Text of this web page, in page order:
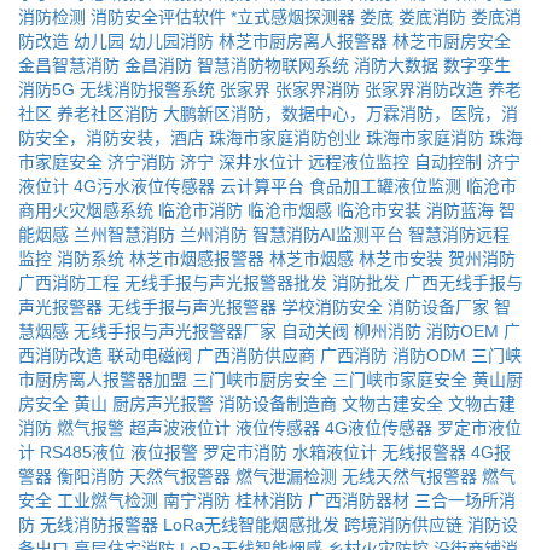
消防检测 消防安全评估软件 *立式感烟探测器 娄底 娄底消防 娄底消
防改造 幼儿园 幼儿园消防 林芝市厨房离人报警器 林芝市厨房安全
金昌智慧消防 金昌消防 智慧消防物联网系统 消防大数据 数字孪生
消防5G 无线消防报警系统 张家界 张家界消防 张家界消防改造 养老
社区 养老社区消防 大鹏新区消防，数据中心，万霖消防，医院，消
防安全，消防安装，酒店 珠海市家庭消防创业 珠海市家庭消防 珠海
市家庭安全 济宁消防 济宁 深井水位计 远程液位监控 自动控制 济宁
液位计 4G污水液位传感器 云计算平台 食品加工罐液位监测 临沧市
商用火灾烟感系统 临沧市消防 临沧市烟感 临沧市安装 消防蓝海 智
能烟感 兰州智慧消防 兰州消防 智慧消防AI监测平台 智慧消防远程
监控 消防系统 林芝市烟感报警器 林芝市烟感 林芝市安装 贺州消防
广西消防工程 无线手报与声光报警器批发 消防批发 广西无线手报与
声光报警器 无线手报与声光报警器 学校消防安全 消防设备厂家 智
慧烟感 无线手报与声光报警器厂家 自动关阀 柳州消防 消防OEM 广
西消防改造 联动电磁阀 广西消防供应商 广西消防 消防ODM 三门峡
市厨房离人报警器加盟 三门峡市厨房安全 三门峡市家庭安全 黄山厨
房安全 黄山 厨房声光报警 消防设备制造商 文物古建安全 文物古建
消防 燃气报警 超声波液位计 液位传感器 4G液位传感器 罗定市液位
计 RS485液位 液位报警 罗定市消防 水箱液位计 无线报警器 4G报
警器 衡阳消防 天然气报警器 燃气泄漏检测 无线天然气报警器 燃气
安全 工业燃气检测 南宁消防 桂林消防 广西消防器材 三合一场所消
防 无线消防报警器 LoRa无线智能烟感批发 跨境消防供应链 消防设